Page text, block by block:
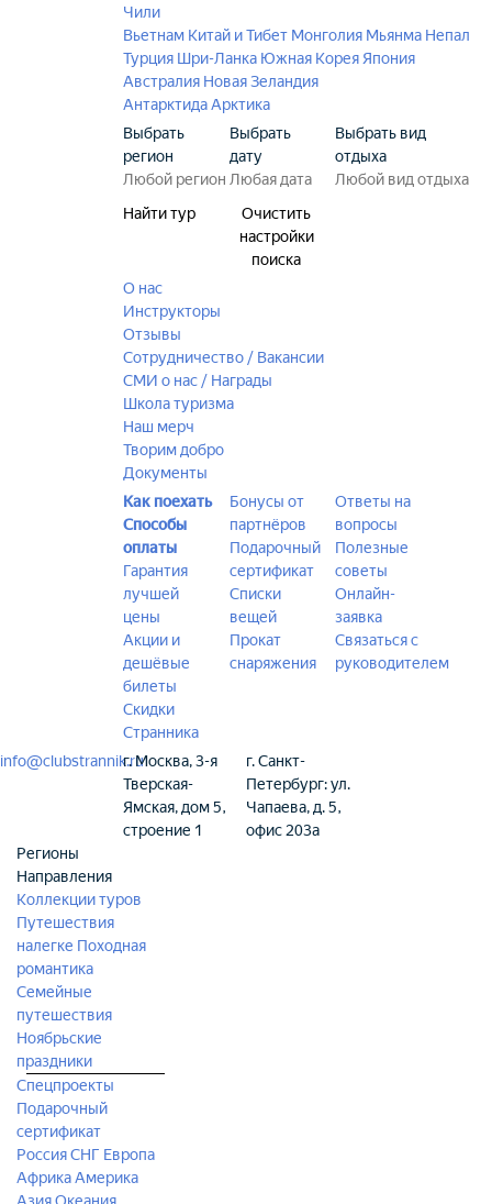
Чили
Вьетнам Китай и Тибет Монголия Мьянма Непал
Турция Шри-Ланка Южная Корея Япония
Австралия Новая Зеландия
АнтарктидаАрктика
Выбрать
регион
Выбрать
дату
Выбрать вид
отдыха
Найти тур
Очистить
настройки
поиска
О нас
Инструкторы
Отзывы
Сотрудничество / Вакансии
СМИ о нас / Награды
Школа туризма
Наш мерч
Творим добро
Документы
Как поехать
Способы
оплаты
Гарантия
лучшей
цены
Акции и
дешёвые
билеты
Скидки
Странника
Бонусы от
партнёров
Подарочный
сертификат
Списки
вещей
Прокат
снаряжения
Ответы на
вопросы
Полезные
советы
Онлайн-
заявка
Связаться с
руководителем
info@clubstrannik.ruг. Москва, 3-я
Тверская-
Ямская, дом 5,
строение 1
г. Санкт-
Петербург: ул.
Чапаева, д. 5,
офис 203а
Регионы
Направления
Коллекции туров
Путешествия
налегке Походная
романтика
Семейные
путешествия
Ноябрьские
праздники
Спецпроекты
Подарочный
сертификат
РоссияСНГ Европа
АфрикаАмерика